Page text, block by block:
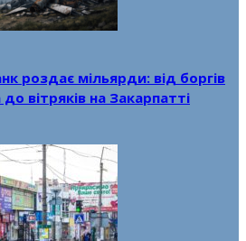
роздає мільярди: від боргів
вітряків на Закарпатті